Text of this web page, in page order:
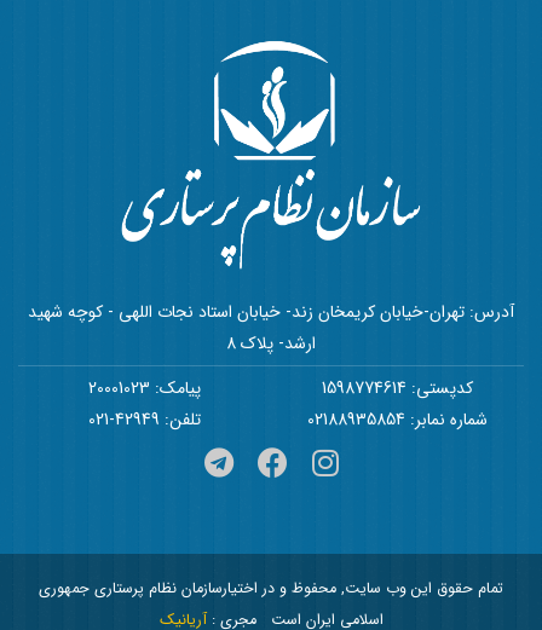
آدرس: تهران-خیابان کریمخان زند- خیابان استاد نجات اللهی - کوچه شهید
ارشد- پلاک 8
کدپستی: 1598774614
پیامک: 20001023
شماره نمابر: 02188935854
تلفن: 42949-021
تمام حقوق این وب سایت, محفوظ و در اختیارسازمان نظام پرستاری جمهوری
اسلامی ایران است
مجری :آریانیک